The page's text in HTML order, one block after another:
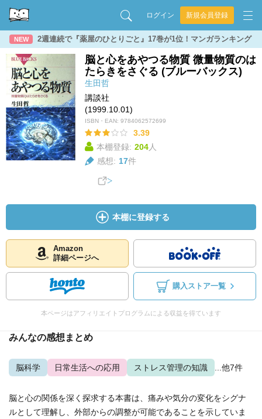
ログイン 新規会員登録
NEW 2週連続で『薬屋のひとりごと』17巻が1位！マンガランキング
脳と心をあやつる物質 微量物質のは
たらきをさぐる (ブルーバックス)
生田哲
講談社
(1999.10.01)
ISBN・EAN: 9784062572699
3.39
本棚登録: 204人
感想: 17件
本棚に登録する
Amazon
詳細ページへ
購入ストア一覧
本ページはアフィリエイトプログラムによる収益を得ています
みんなの感想まとめ
脳科学 日常生活への応用 ストレス管理の知識 ...他7件
脳と心の関係を深く探求する本書は、痛みや気分の変化をシグナ
ルとして理解し、外部からの調整が可能であることを示していま